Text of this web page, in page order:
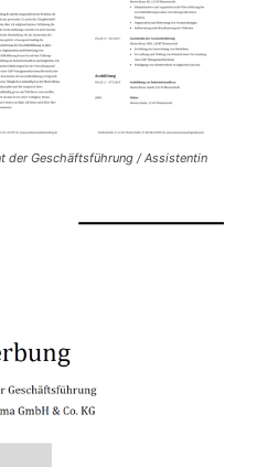
der Geschäftsführung / Assistentin